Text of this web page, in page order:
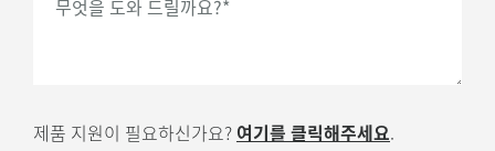
무엇을 도와 드릴까요?*
제품 지원이 필요하신가요? 여기를 클릭해주세요.